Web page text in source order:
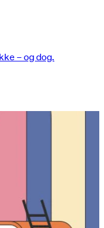
– og dog.